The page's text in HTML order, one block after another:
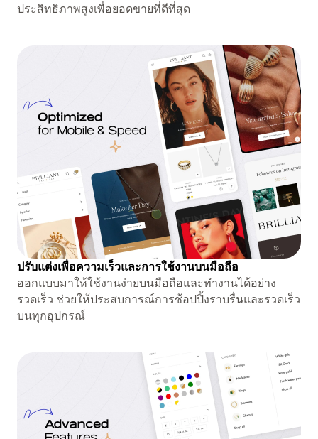
ประสิทธิภาพสูงเพื่อยอดขายที่ดีที่สุด
ปรับแต่งเพื่อความเร็วและการใช้งานบนมือถือ
ออกแบบมาให้ใช้งานง่ายบนมือถือและทำงานได้อย่าง
รวดเร็ว ช่วยให้ประสบการณ์การช้อปปิ้งราบรื่นและรวดเร็ว
บนทุกอุปกรณ์